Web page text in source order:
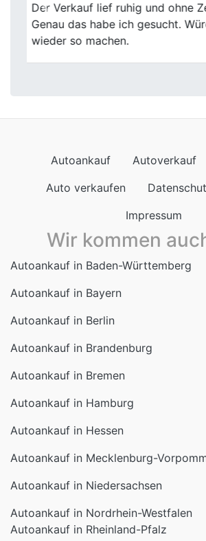
Auto verkaufen ist nicht mein
Lieblingsthema, hier war es
erstaunlich entspannt. Klare
Previous
Autoankauf Autoverkauf
Auto verkaufen
Impressum
Wir kommen
Autoankauf in Baden-Württemberg
Autoankauf in Bayern
Autoankauf in Berlin
Autoankauf in Brandenburg
Autoankauf in Bremen
Autoankauf in Hamburg
Autoankauf in Hessen
Autoankauf in Mecklenburg-
Autoankauf in Niedersachsen
Autoankauf in Nordrhein-Westfalen
Autoankauf in Rheinland-Pfalz